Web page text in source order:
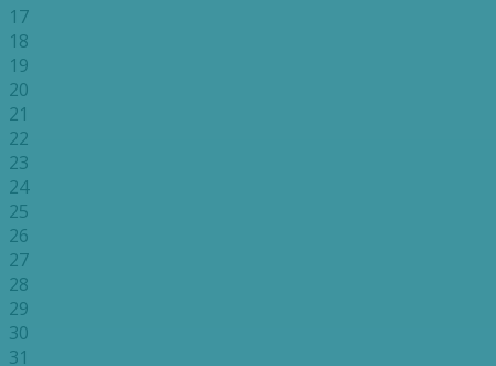
17
18
19
20
21
22
23
24
25
26
27
28
29
30
31